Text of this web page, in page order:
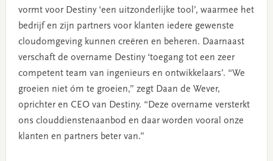
vormt voor Destiny ‘een uitzonderlijke tool’, waarmee het
bedrijf en zijn partners voor klanten iedere gewenste
cloudomgeving kunnen creëren en beheren. Daarnaast
verschaft de overname Destiny ‘toegang tot een zeer
competent team van ingenieurs en ontwikkelaars’. “We
groeien niet óm te groeien,” zegt Daan de Wever,
oprichter en CEO van Destiny. “Deze overname versterkt
ons clouddienstenaanbod en daar worden vooral onze
klanten en partners beter van.”